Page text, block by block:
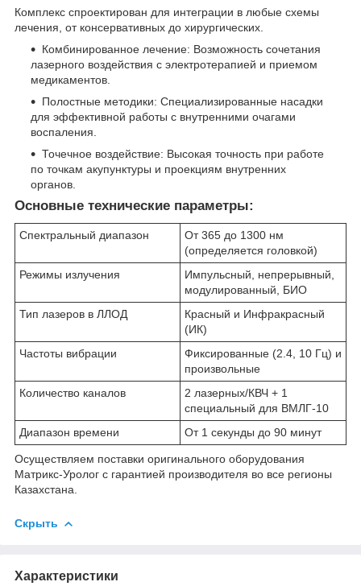
Комплекс спроектирован для интеграции в любые схемы
лечения, от консервативных до хирургических.
Комбинированное лечение: Возможность сочетания
лазерного воздействия с электротерапией и приемом
медикаментов.
Полостные методики: Специализированные насадки
для эффективной работы с внутренними очагами
воспаления.
Точечное воздействие: Высокая точность при работе
по точкам акупунктуры и проекциям внутренних
органов.
Основные технические параметры:
Спектральный диапазон
От 365 до 1300 нм
(определяется головкой)
Режимы излучения
Импульсный, непрерывный,
модулированный, БИО
Тип лазеров в ЛЛОД
Красный и Инфракрасный
(ИК)
Частоты вибрации
Фиксированные (2.4, 10 Гц) и
произвольные
Количество каналов
2 лазерных/КВЧ + 1
специальный для ВМЛГ-10
Диапазон времени
От 1 секунды до 90 минут
Осуществляем поставки оригинального оборудования
Матрикс-Уролог с гарантией производителя во все регионы
Казахстана.
Скрыть
Характеристики